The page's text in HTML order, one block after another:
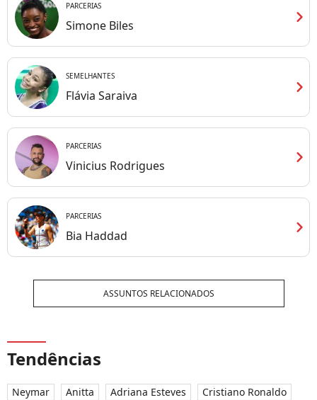
PARCERIAS
Simone Biles chevron_right
SEMELHANTES
Flávia Saraiva chevron_right
PARCERIAS
Vinicius Rodrigues chevron_right
PARCERIAS
Bia Haddad chevron_right
ASSUNTOS RELACIONADOS
Tendências
Neymar Anitta Adriana Esteves
Cristiano Ronaldo